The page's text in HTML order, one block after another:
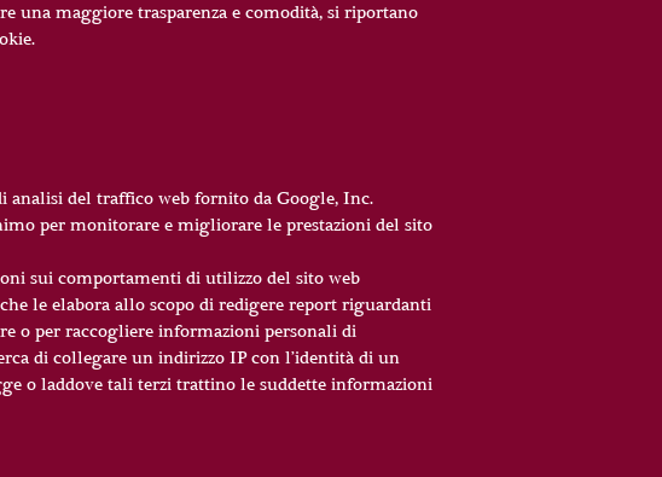
una maggiore trasparenza e comodità, si riportano
analisi del traffico web fornito da Google, Inc.
per monitorare e migliorare le prestazioni del sito
sui comportamenti di utilizzo del sito web
le elabora allo scopo di redigere report riguardanti
o per raccogliere informazioni personali di
di collegare un indirizzo IP con l’identità di un
o laddove tali terzi trattino le suddette informazioni